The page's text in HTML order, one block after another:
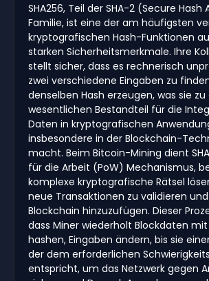
SHA256, Teil der SHA-2 (Secure Hash
Familie, ist eine der am häufigsten
kryptografischen Hash-Funktionen
starken Sicherheitsmerkmale. Ihre
stellt sicher, dass es rechnerisch
zwei verschiedene Eingaben zu
denselben Hash erzeugen, was sie
wesentlichen Bestandteil für die
Daten in kryptografischen
insbesondere in der Blockchain-
macht. Beim Bitcoin-Mining dient
für die Arbeit (PoW) Mechanismus,
komplexe kryptografische Rätsel
neue Transaktionen zu validieren
Blockchain hinzuzufügen. Dieser
dass Miner wiederholt Blockdaten mit
hashen, Eingaben ändern, bis sie
der dem erforderlichen
entspricht, um das Netzwerk gegen